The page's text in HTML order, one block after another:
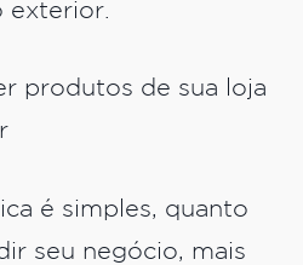
exterior.
é simples, quanto
seu negócio, mais